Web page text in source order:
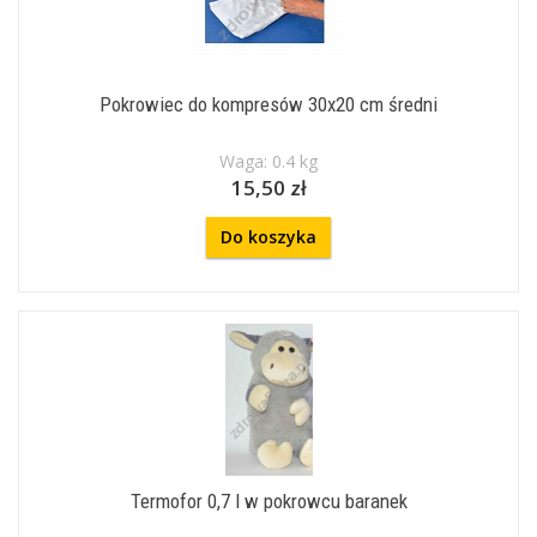
Pokrowiec do kompresów 30x20 cm średni
Waga: 0.4 kg
15,50 zł
Do koszyka
Termofor 0,7 l w pokrowcu baranek